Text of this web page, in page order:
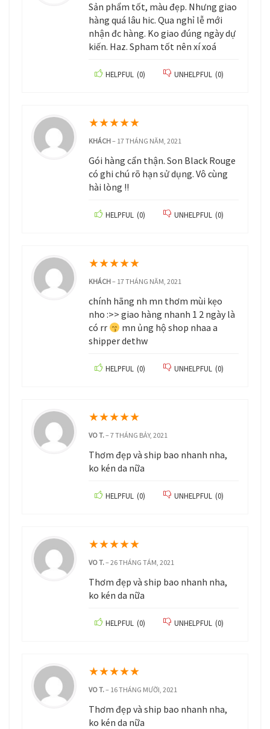
Sản phẩm tốt, màu đẹp. Nhưng giao
hàng quá lâu hic. Qua nghỉ lễ mới
nhận đc hàng. Ko giao đúng ngày dự
kiến. Haz. Spham tốt nên xí xoá
HELPFUL (0) UNHELPFUL (0)
★★★★★
KHÁCH– 17 THÁNG NĂM, 2021
Gói hàng cẩn thận. Son Black Rouge
có ghi chú rõ hạn sử dụng. Vô cùng
hài lòng !!
HELPFUL (0) UNHELPFUL (0)
★★★★★
KHÁCH– 17 THÁNG NĂM, 2021
chính hãng nh mn thơm mùi kẹo
nho :>> giao hàng nhanh 1 2 ngày là
có rr
mn ủng hộ shop nhaa a
shipper dethw
HELPFUL (0) UNHELPFUL (0)
★★★★★
VO T.–7 THÁNG BẢY, 2021
Thơm đẹp và ship bao nhanh nha,
ko kén da nữa
HELPFUL (0) UNHELPFUL (0)
★★★★★
VO T.–26 THÁNG TÁM, 2021
Thơm đẹp và ship bao nhanh nha,
ko kén da nữa
HELPFUL (0) UNHELPFUL (0)
★★★★★
VO T.– 16 THÁNG MƯỜI, 2021
Thơm đẹp và ship bao nhanh nha,
ko kén da nữa